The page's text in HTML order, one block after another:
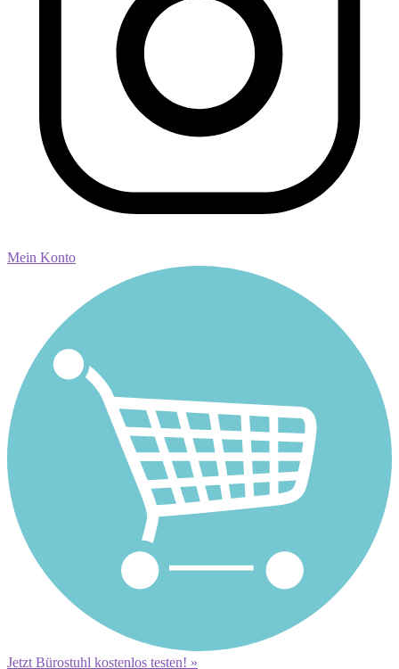
Mein Konto
Jetzt Bürostuhl kostenlos testen! »